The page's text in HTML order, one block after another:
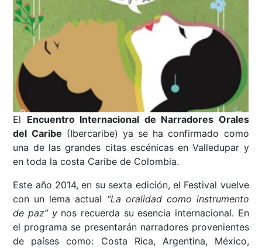
El Encuentro Internacional de Narradores Orales
del Caribe (Ibercaribe) ya se ha confirmado como
una de las grandes citas escénicas en Valledupar y
en toda la costa Caribe de Colombia.
Este año 2014, en su sexta edición, el Festival vuelve
con un lema actual “La oralidad como instrumento
de paz” y nos recuerda su esencia internacional. En
el programa se presentarán narradores provenientes
de países como: Costa Rica, Argentina, México,